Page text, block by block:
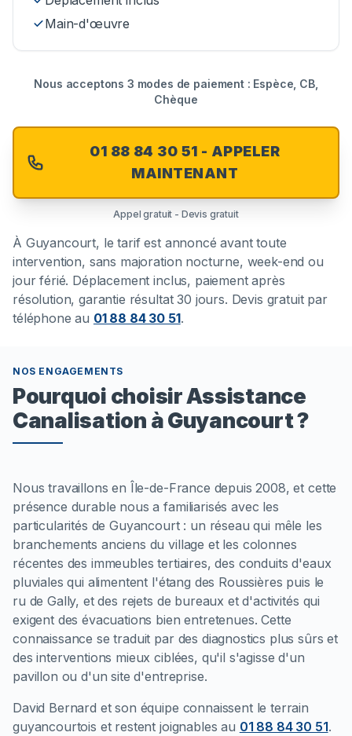
Main-d'œuvre
Nous acceptons 3 modes de paiement : Espèce, CB,
Chèque
01 88 84 30 51 - APPELER
MAINTENANT
Appel gratuit - Devis gratuit
À Guyancourt, le tarif est annoncé avant toute
intervention, sans majoration nocturne, week-end ou
jour férié. Déplacement inclus, paiement après
résolution, garantie résultat 30 jours. Devis gratuit par
téléphone au 01 88 84 30 51.
NOS ENGAGEMENTS
Pourquoi choisir Assistance
Canalisation à Guyancourt ?
Nous travaillons en Île-de-France depuis 2008, et cette
présence durable nous a familiarisés avec les
particularités de Guyancourt : un réseau qui mêle les
branchements anciens du village et les colonnes
récentes des immeubles tertiaires, des conduits d'eaux
pluviales qui alimentent l'étang des Roussières puis le
ru de Gally, et des rejets de bureaux et d'activités qui
exigent des évacuations bien entretenues. Cette
connaissance se traduit par des diagnostics plus sûrs et
des interventions mieux ciblées, qu'il s'agisse d'un
pavillon ou d'un site d'entreprise.
David Bernard et son équipe connaissent le terrain
guyancourtois et restent joignables au 01 88 84 30 51.